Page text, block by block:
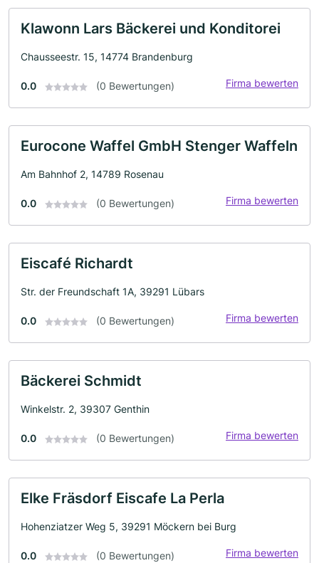
Klawonn Lars Bäckerei und Konditorei
Chausseestr. 15, 14774 Brandenburg
0.0 (0 Bewertungen) Firma bewerten
Eurocone Waffel GmbH Stenger Waffeln
Am Bahnhof 2, 14789 Rosenau
0.0 (0 Bewertungen) Firma bewerten
Eiscafé Richardt
Str. der Freundschaft 1A, 39291 Lübars
0.0 (0 Bewertungen) Firma bewerten
Bäckerei Schmidt
Winkelstr. 2, 39307 Genthin
0.0 (0 Bewertungen) Firma bewerten
Elke Fräsdorf Eiscafe La Perla
Hohenziatzer Weg 5, 39291 Möckern bei Burg
0.0 (0 Bewertungen) Firma bewerten